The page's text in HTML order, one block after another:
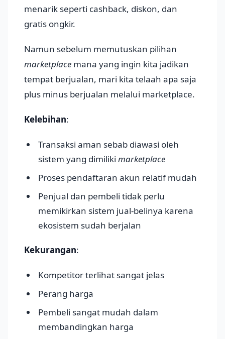
menarik seperti cashback, diskon, dan
gratis ongkir.
Namun sebelum memutuskan pilihan
marketplace mana yang ingin kita jadikan
tempat berjualan, mari kita telaah apa saja
plus minus berjualan melalui marketplace.
Kelebihan:
Transaksi aman sebab diawasi oleh
sistem yang dimiliki marketplace
Proses pendaftaran akun relatif mudah
Penjual dan pembeli tidak perlu
memikirkan sistem jual-belinya karena
ekosistem sudah berjalan
Kekurangan:
Kompetitor terlihat sangat jelas
Perang harga
Pembeli sangat mudah dalam
membandingkan harga